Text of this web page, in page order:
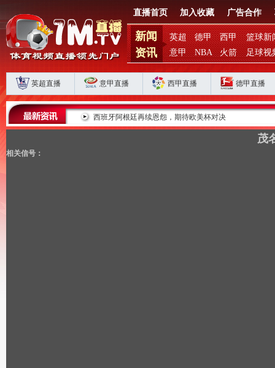
直播首页 加入收藏 广告合作
新闻
资讯
英超 德甲 西甲
篮球新
意甲
NBA 火箭 足球视
英超直播 意甲直播 西甲直播 德甲直播
？ 西班牙阿根廷再续恩怨，期待欧美杯对决
茂
相关信号：